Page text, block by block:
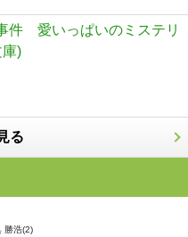
件 愛いっぱいのミステリ
庫)
る
勝浩(2)